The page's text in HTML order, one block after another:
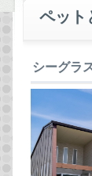
ペット
シーグラ